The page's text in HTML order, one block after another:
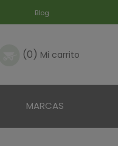
Blog
(0) Mi carrito
MARCAS